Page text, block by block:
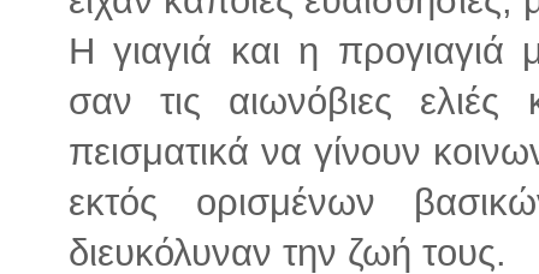
Η γιαγιά και η
σαν τις αιωνόβιες
πεισματικά να γίνουν
εκτός ορισμένων
διευκόλυναν την ζωή τους.